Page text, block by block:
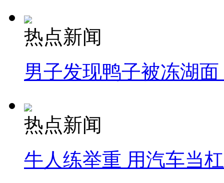
热点新闻
男子发现鸭子被冻湖
热点新闻
牛人练举重 用汽车当